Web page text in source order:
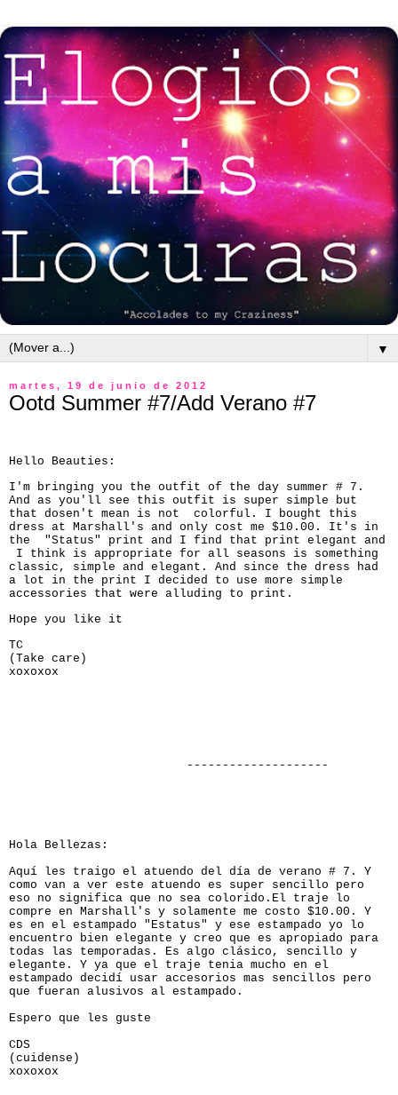
▼
martes, 19 de junio de 2012
Ootd Summer #7/Add Verano #7
Hello Beauties:
I'm bringing you the outfit of the day summer # 7.
And as you'll see this outfit is super simple but
that dosen't mean is not colorful. I bought this
dress at Marshall's and only cost me $10.00. It's in
the "Status" print and I find that print elegant and
I think is appropriate for all seasons is something
classic, simple and elegant. And since the dress had
a lot in the print I decided to use more simple
accessories that were alluding to print.
Hope you like it
TC
(Take care)
xoxoxox
--------------------
Hola Bellezas:
Aquí les traigo el atuendo del día de verano # 7. Y
como van a ver este atuendo es super sencillo pero
eso no significa que no sea colorido.El traje lo
compre en Marshall's y solamente me costo $10.00. Y
es en el estampado "Estatus" y ese estampado yo lo
encuentro bien elegante y creo que es apropiado para
todas las temporadas. Es algo clásico, sencillo y
elegante. Y ya que el traje tenia mucho en el
estampado decidí usar accesorios mas sencillos pero
que fueran alusivos al estampado.
Espero que les guste
CDS
(cuidense)
xoxoxox